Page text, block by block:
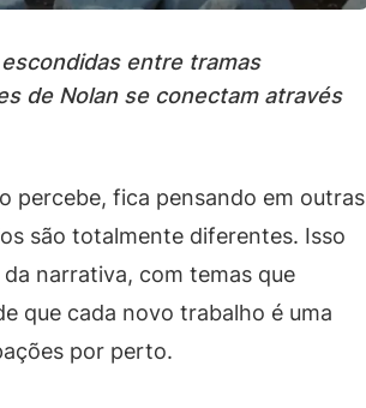
entre tramas
de Nolan se conectam através
percebe, fica pensando em outras
são totalmente diferentes. Isso
narrativa, com temas que
que cada novo trabalho é uma
por perto.